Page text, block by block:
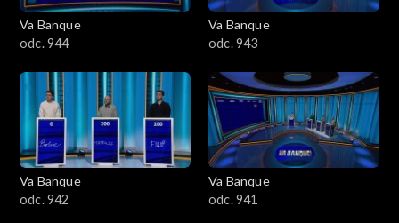
Va Banque
odc. 944
Va Banque
odc. 943
Va Banque
odc. 942
Va Banque
odc. 941